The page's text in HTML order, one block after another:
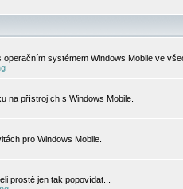
systémem Windows Mobile ve
na přístrojích s Windows Mobile.
pro Windows Mobile.
prostě jen tak popovídat...